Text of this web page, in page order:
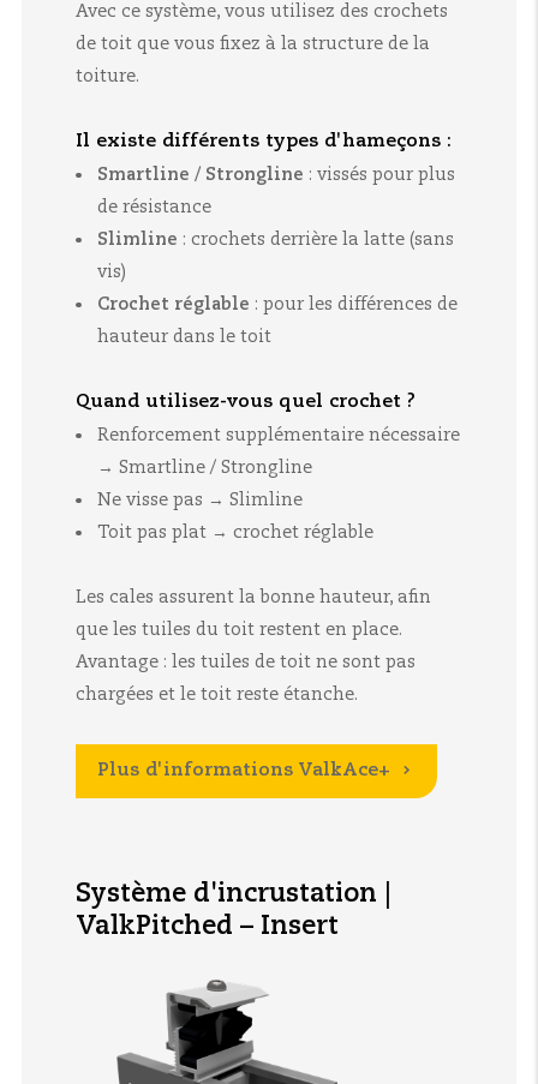
Avec ce système, vous utilisez des crochets
de toit que vous fixez à la structure de la
toiture.
Il existe différents types d'hameçons :
Smartline / Strongline : vissés pour plus
de résistance
Slimline : crochets derrière la latte (sans
vis)
Crochet réglable : pour les différences de
hauteur dans le toit
Quand utilisez-vous quel crochet ?
Renforcement supplémentaire nécessaire
→ Smartline / Strongline
Ne visse pas → Slimline
Toit pas plat → crochet réglable
Les cales assurent la bonne hauteur, afin
que les tuiles du toit restent en place.
Avantage : les tuiles de toit ne sont pas
chargées et le toit reste étanche.
Plus d'informations ValkAce+
Système d'incrustation |
ValkPitched – Insert